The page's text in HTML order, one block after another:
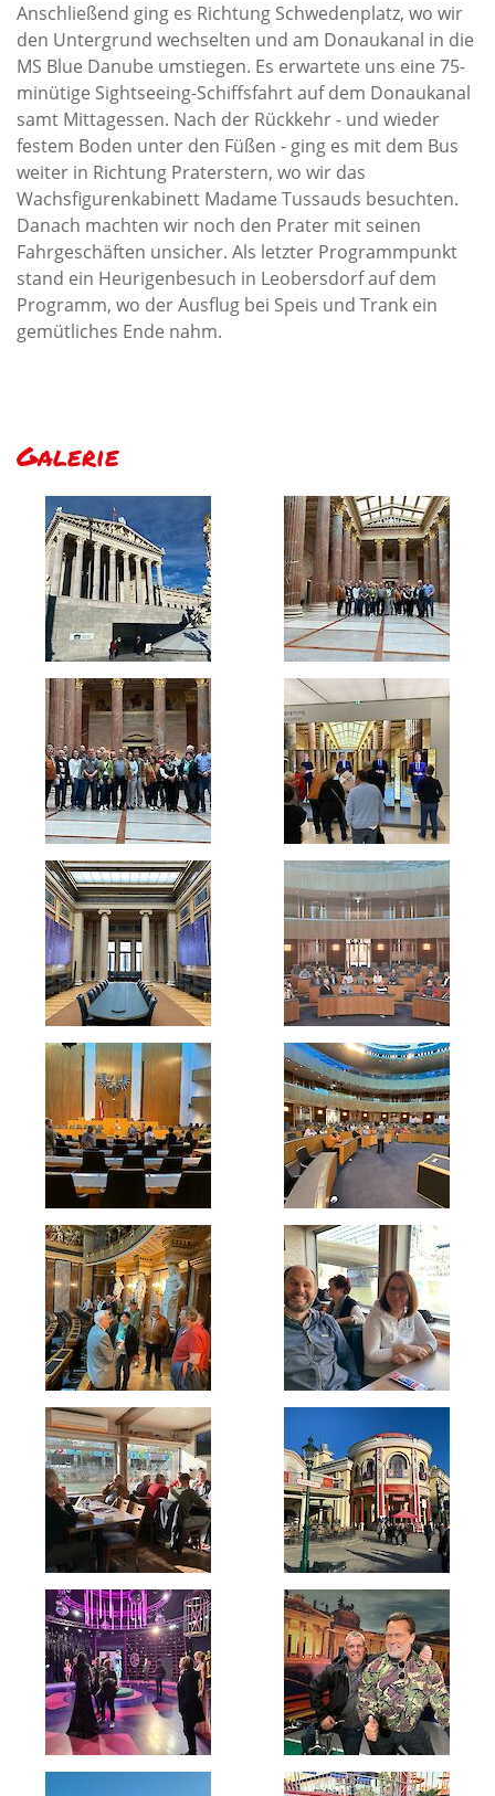
Anschließend ging es Richtung Schwedenplatz, wo wir
den Untergrund wechselten und am Donaukanal in die
MS Blue Danube umstiegen. Es erwartete uns eine 75-
minütige Sightseeing-Schiffsfahrt auf dem Donaukanal
samt Mittagessen. Nach der Rückkehr - und wieder
festem Boden unter den Füßen - ging es mit dem Bus
weiter in Richtung Praterstern, wo wir das
Wachsfigurenkabinett Madame Tussauds besuchten.
Danach machten wir noch den Prater mit seinen
Fahrgeschäften unsicher. Als letzter Programmpunkt
stand ein Heurigenbesuch in Leobersdorf auf dem
Programm, wo der Ausflug bei Speis und Trank ein
gemütliches Ende nahm.
Galerie